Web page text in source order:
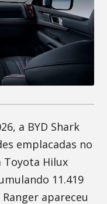
a BYD Shark
emplacadas no
Toyota Hilux
11.419
apareceu